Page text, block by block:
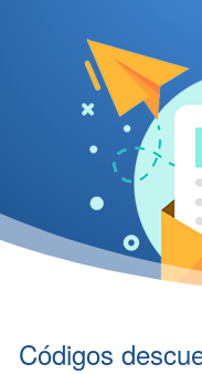
Códigos